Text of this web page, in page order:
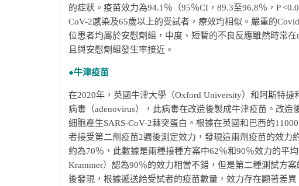
的症狀。疫苗效力為94.1％（95％CI，89.3至96.8％，P
CoV-2感染及65歲以上的受試者，療效均相似。嚴重的
位患者均屬於安慰劑組，中度、短暫的不良反應雖然時常
且與安慰劑組發生率接近。
●牛津疫苗
在2020年，英國牛津大學（Oxford University）和阿斯特
病毒（adenovirus），此病毒在改造後製成牛津疫苗。改
細胞產生SARS-CoV-2棘突蛋白。根據在英國和巴西的
者接受第二劑疫苗2週後測定效力，發現這兩劑疫苗的效
約為70％，此數據是兩種接種方案中62％和90％效力的平
Krammer）認為90％的效力相當不錯，但是第二種測試方
後發現，根據遞送給受試者的疫苗數量，效力存在顯著差